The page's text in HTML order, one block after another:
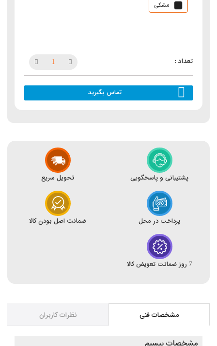
مشکی
تماس بگیرید
پشتیبانی و پاسخگویی تحویل سریع
پرداخت در محل ضمانت اصل بودن کالا
7 روز ضمانت تعویض کالا
مشخصات فنی نظرات کاربران
مشخصات بیسیم